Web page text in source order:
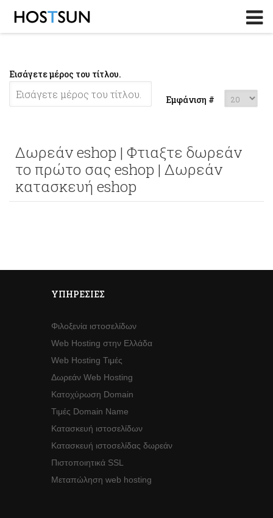
Εισάγετε μέρος του τίτλου.
Εμφάνιση #
Δωρεάν eshop | Φτιαξτε δωρεάν
το πρώτο σας eshop | Δωρεάν
κατασκευή eshop
ΥΠΗΡΕΣΊΕΣ
Φιλοξενία ιστοσελίδων
Web Hosting στην Ελλάδα
Web Hosting Τιμές
Δωρεάν Web Hosting
Κατοχύρωση Domain
Τιμές Domain Name
Κατασκευή ιστοσελίδων
Κατασκευή ιστοσελίδας δωρεάν
Πιστοποιητικά SSL
Μεταπώληση web hosting
Log in
Password